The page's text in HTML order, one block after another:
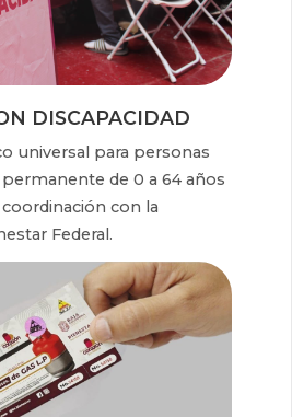
DISCAPACIDAD
universal para personas
de 0 a 64 años
con la
Federal.